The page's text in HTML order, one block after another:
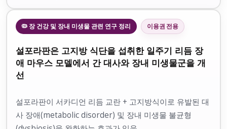
🦠 장 건강 및 장내 미생물 관련 연구 정리 이용권 전용
설포라판은 고지방 식단을 섭취한 일주기 리듬 장
애 마우스 모델에서 간 대사와 장내 미생물군을 개
선
설포라판이 서카디언 리듬 교란 + 고지방식이로 유발된 대
사 장애(metabolic disorder) 및 장내 미생물 불균형